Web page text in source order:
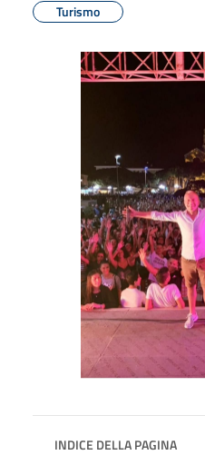
Turismo
INDICE DELLA PAGINA